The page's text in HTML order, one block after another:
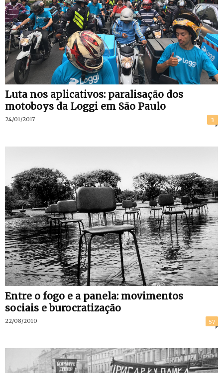
Luta nos aplicativos: paralisação dos
motoboys da Loggi em São Paulo
24/01/2017 3
Entre o fogo e a panela: movimentos
sociais e burocratização
22/08/2010 57